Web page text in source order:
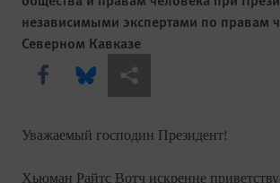
независимыми экспертами по правам
Северном Кавказе
Share this via Facebook
Share this via Bluesky
Share this via Поделиться
Уважаемый господин Президент!
Хьюман Райтс Вотч искренне